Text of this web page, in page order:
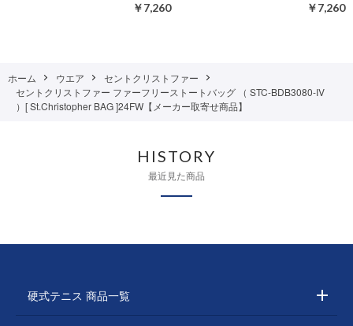
￥7,260 ￥7,260
ホーム ウエア
セントクリストファー
セントクリストファー ファーフリーストートバッグ （ STC-BDB3080-IV
）[ St.Christopher BAG ]24FW【メーカー取寄せ商品】
HISTORY
最近見た商品
硬式テニス 商品一覧